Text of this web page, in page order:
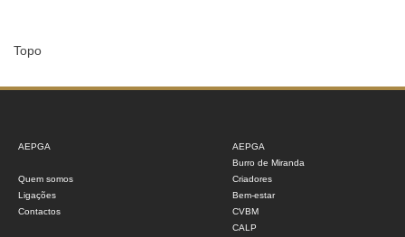
Topo
AEPGA
Quem somos
Ligações
Contactos
AEPGA
Burro de Miranda
Criadores
Bem-estar
CVBM
CALP